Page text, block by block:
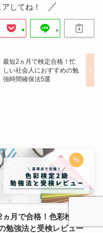
してね！
最短2ヵ月で検定合格！忙
しい社会人におすすめの勉
強時間確保法5選
ヵ月で合格！色彩検定2級
勉強法と受検レビュー